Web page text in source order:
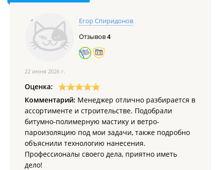
Егор Спиридонов
Отзывов4
22 июня 2026 г.
Оценка:
Комментарий: Менеджер отлично разбирается в
ассортименте и строительстве. Подобрали
битумно-полимерную мастику и ветро-
пароизоляцию под мои задачи, также подробно
объяснили технологию нанесения.
Профессионалы своего дела, приятно иметь
дело!